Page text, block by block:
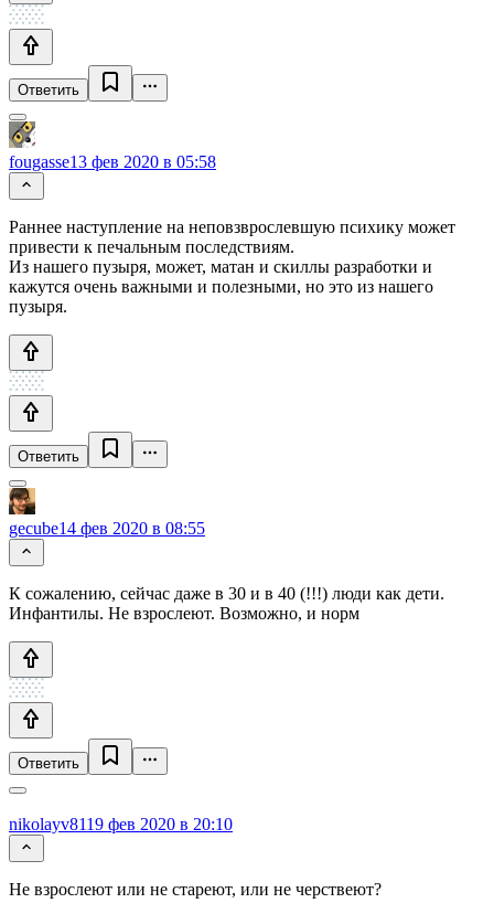
Ответить
fougasse13 фев 2020 в 05:58
Раннее наступление на неповзврослевшую психику может
привести к печальным последствиям.
Из нашего пузыря, может, матан и скиллы разработки и
кажутся очень важными и полезными, но это из нашего
пузыря.
Ответить
gecube14 фев 2020 в 08:55
К сожалению, сейчас даже в 30 и в 40 (!!!) люди как дети.
Инфантилы. Не взрослеют. Возможно, и норм
Ответить
nikolayv8119 фев 2020 в 20:10
Не взрослеют или не стареют, или не черствеют?